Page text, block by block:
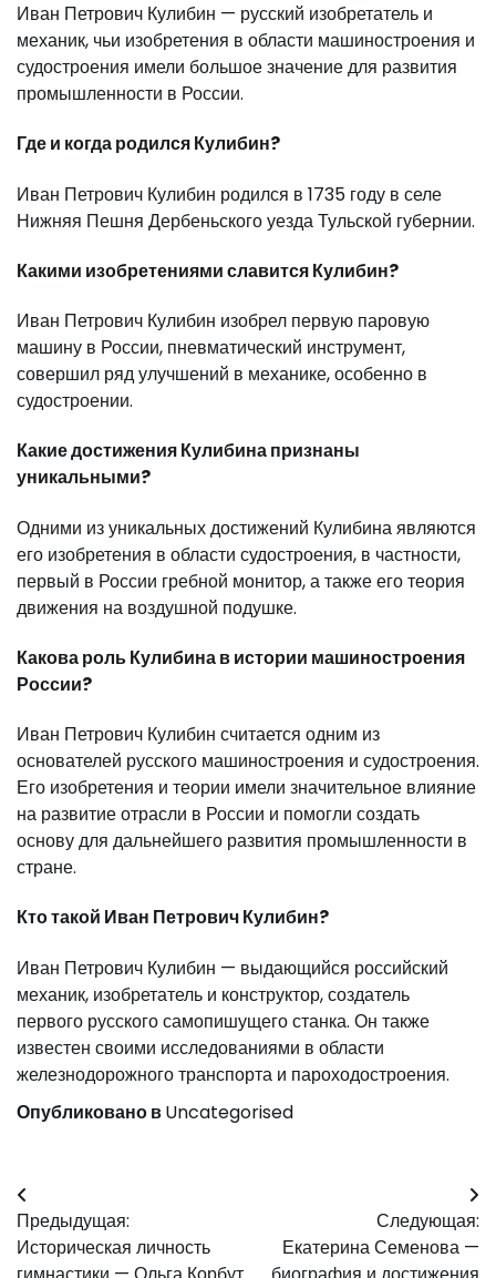
Иван Петрович Кулибин — русский изобретатель и
механик, чьи изобретения в области машиностроения и
судостроения имели большое значение для развития
промышленности в России.
Где и когда родился Кулибин?
Иван Петрович Кулибин родился в 1735 году в селе
Нижняя Пешня Дербеньского уезда Тульской губернии.
Какими изобретениями славится Кулибин?
Иван Петрович Кулибин изобрел первую паровую
машину в России, пневматический инструмент,
совершил ряд улучшений в механике, особенно в
судостроении.
Какие достижения Кулибина признаны
уникальными?
Одними из уникальных достижений Кулибина являются
его изобретения в области судостроения, в частности,
первый в России гребной монитор, а также его теория
движения на воздушной подушке.
Какова роль Кулибина в истории машиностроения
России?
Иван Петрович Кулибин считается одним из
основателей русского машиностроения и судостроения.
Его изобретения и теории имели значительное влияние
на развитие отрасли в России и помогли создать
основу для дальнейшего развития промышленности в
стране.
Кто такой Иван Петрович Кулибин?
Иван Петрович Кулибин — выдающийся российский
механик, изобретатель и конструктор, создатель
первого русского самопишущего станка. Он также
известен своими исследованиями в области
железнодорожного транспорта и пароходостроения.
Опубликовано вUncategorised
Навигация
по
Предыдущая:
Историческая личность
Следующая:
Екатерина Семенова —